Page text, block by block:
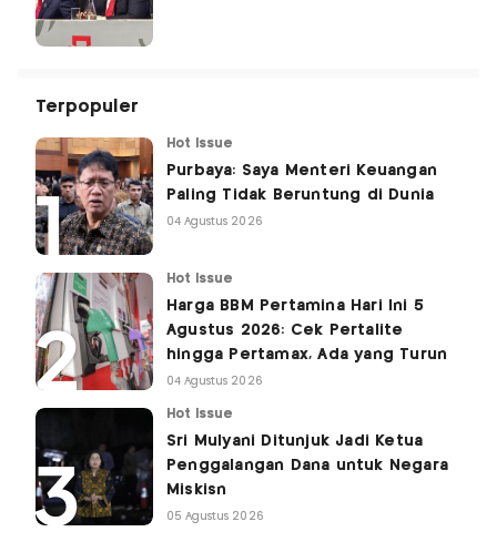
Terpopuler
Hot Issue
Purbaya: Saya Menteri Keuangan
Paling Tidak Beruntung di Dunia
04 Agustus 2026
Hot Issue
Harga BBM Pertamina Hari Ini 5
Agustus 2026: Cek Pertalite
hingga Pertamax, Ada yang Turun
04 Agustus 2026
Hot Issue
Sri Mulyani Ditunjuk Jadi Ketua
Penggalangan Dana untuk Negara
Miskisn
05 Agustus 2026